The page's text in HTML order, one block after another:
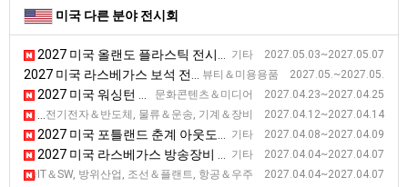
미국 다른 분야 전시회
기타 2027.05.03~2027.05.07
2027 미국 올랜도 플라스틱 전시회 [NPE]
뷰티＆미용용품 2027.05.~2027.05.
2027 미국 라스베가스 보석 전시회
문화콘텐츠＆미디어 2027.04.23~2027.04.25
2027 미국 워싱턴 만화 전시회 [Awesome Con]
전기전자＆반도체, 물류＆운송, 기계＆장비 2027.04.12~2027.04.14
기타 2027.04.08~2027.04.09
2027 미국 포틀랜드 춘계 아웃도어스포츠 기능성 섬유 박람회
기타 2027.04.04~2027.04.07
2027 미국 라스베가스 방송장비 전시회
신기술IT＆SW, 방위산업, 조선＆플랜트, 항공＆우주 2027.04.04~2027.04.07
2027 미국 메릴랜드 해양항공우주 전시회 [SAS]